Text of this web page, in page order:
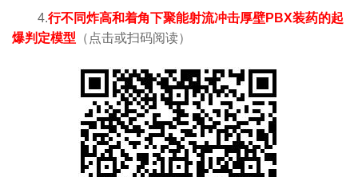
4.行不同炸高和着角下聚能射流冲击厚壁PBX装药的起
爆判定模型 （ 点击或扫码阅读）